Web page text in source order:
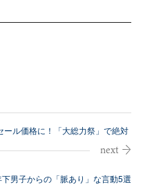
ール価格に！「大総力祭」で絶対
男子からの「脈あり」な言動5選